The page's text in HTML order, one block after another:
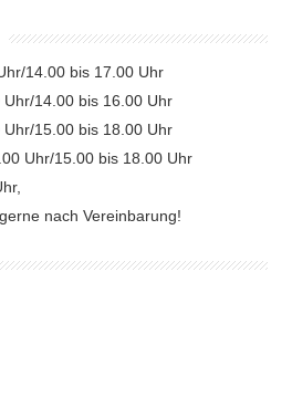
14.00 bis 17.00 Uhr
14.00 bis 16.00 Uhr
15.00 bis 18.00 Uhr
Uhr/15.00 bis 18.00 Uhr
nach Vereinbarung!